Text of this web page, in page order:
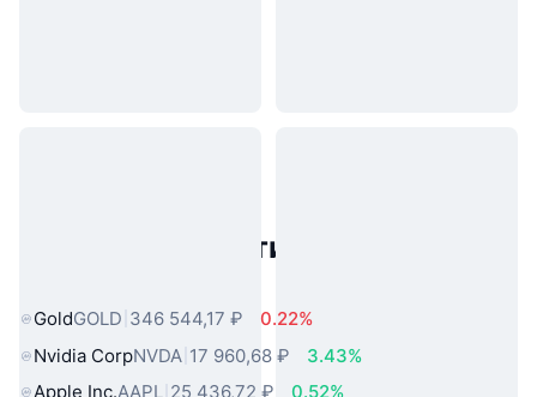
Популярные активы реального
GoldGOLD 346 544,17 ₽
0.22%
Nvidia CorpNVDA 17 960,68 ₽
3.43%
Apple Inc.AAPL 25 436,72 ₽ 0.52%